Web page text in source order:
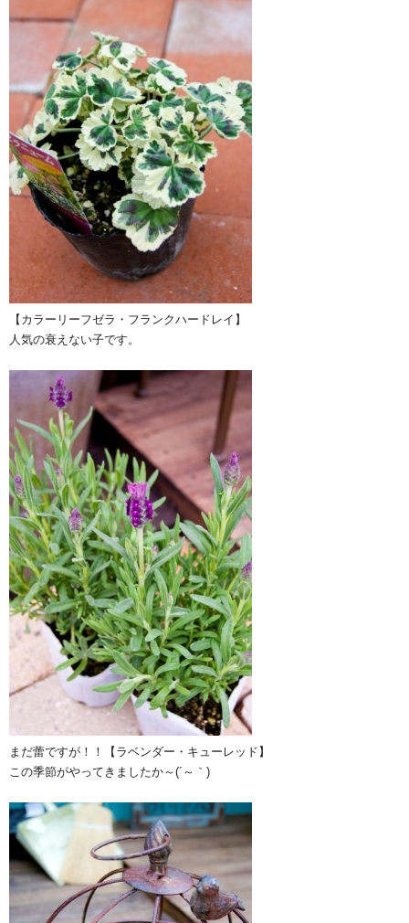
【カラーリーフゼラ・フランクハードレイ】
人気の衰えない子です。
まだ蕾ですが！！【ラベンダー・キューレッド】
この季節がやってきましたか～(´～｀)